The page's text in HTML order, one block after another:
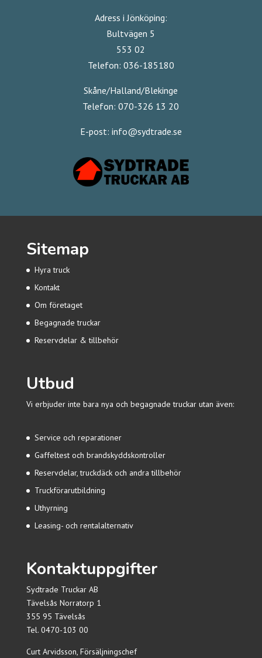
Adress i Jönköping:
Bultvägen 5
553 02
Telefon: 036-185180
Skåne/Halland/Blekinge
Telefon: 070-326 13 20
E-post: info@sydtrade.se
Sitemap
Hyra truck
Kontakt
Om företaget
Begagnade truckar
Reservdelar & tillbehör
Utbud
Vi erbjuder inte bara nya och begagnade truckar utan även:
Service och reparationer
Gaffeltest och brandskyddskontroller
Reservdelar, truckdäck och andra tillbehör
Truckförarutbildning
Uthyrning
Leasing- och rentalalternativ
Kontaktuppgifter
Sydtrade Truckar AB
Tävelsås Norratorp 1
355 95 Tävelsås
Tel. 0470-103 00
Curt Arvidsson, Försäljningschef